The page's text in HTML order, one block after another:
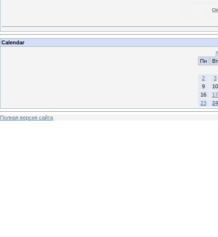
Calendar
«
Пн
Вт
2
3
9
10
16
17
23
24
Полная версия сайта